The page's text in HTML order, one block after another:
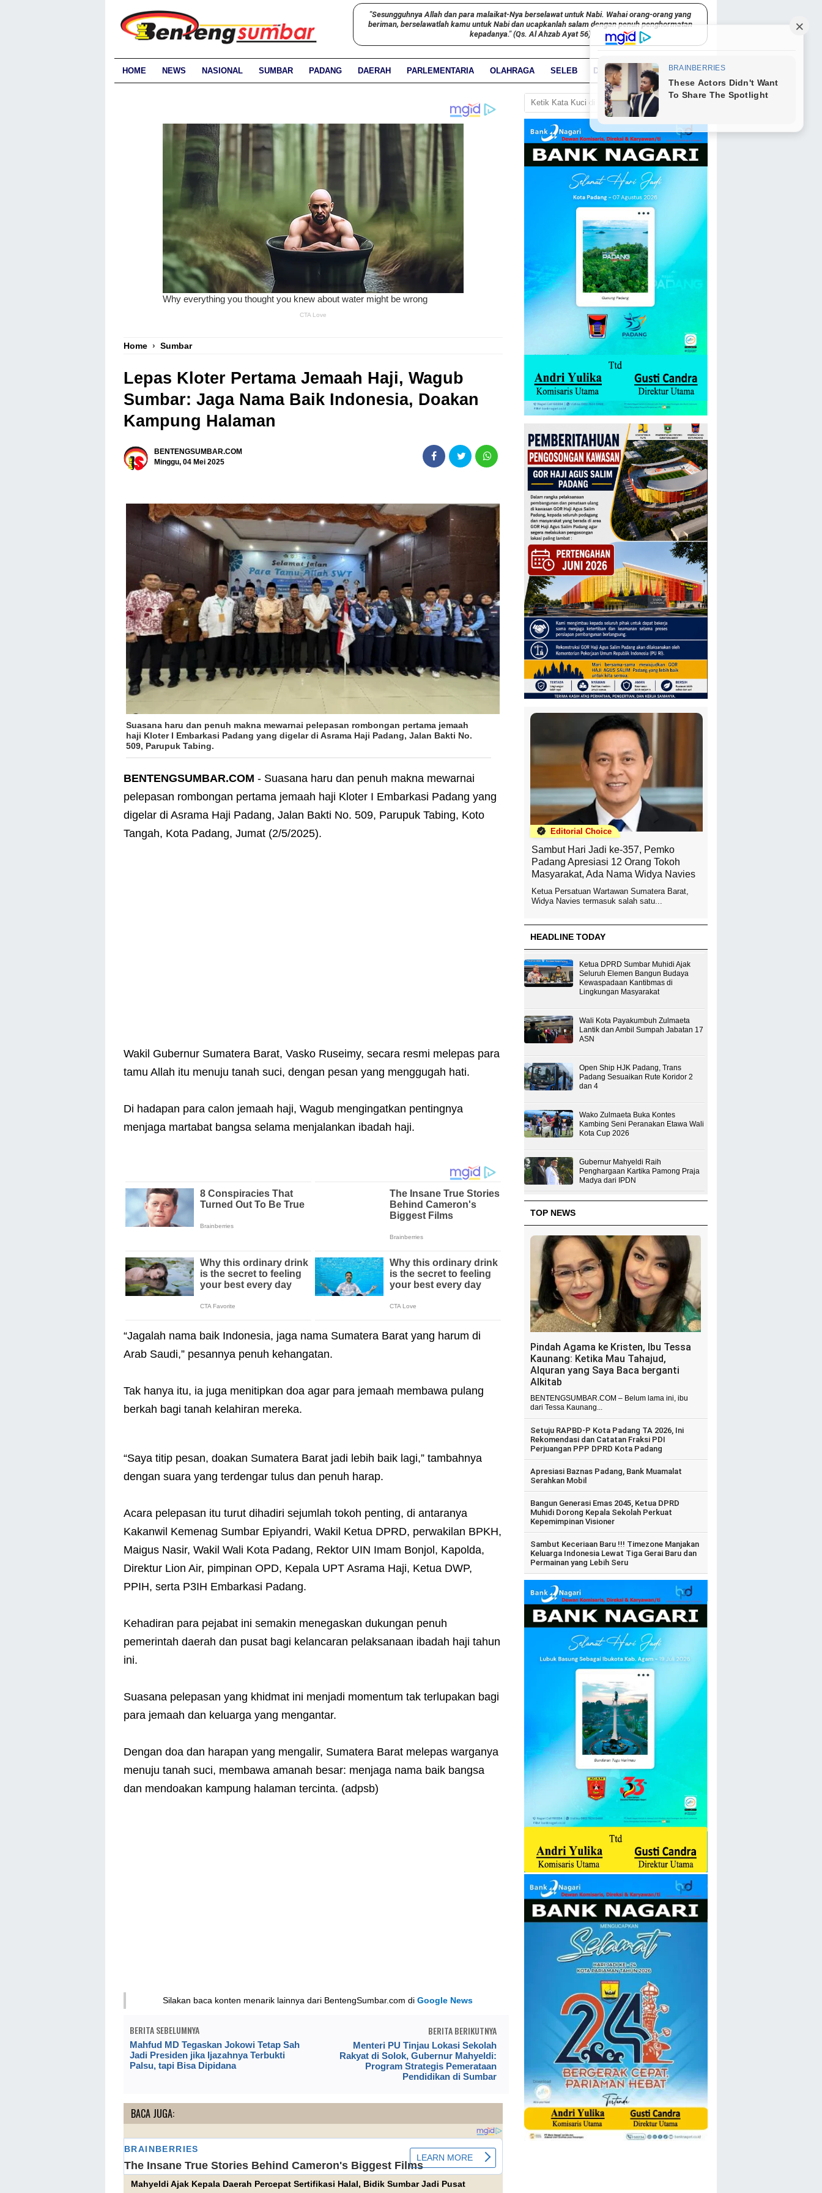
"Sesungguhnya Allah dan para malaikat-Nya berselawat untuk Nabi. Wahai orang-orang yang
beriman, berselawatlah kamu untuk Nabi dan ucapkanlah salam dengan penuh penghormatan
kepadanya." (Qs. Al Ahzab Ayat 56)
HOME NEWS NASIONAL SUMBAR PADANG DAERAH PARLEMENTARIA OLAHRAGA SELEB DUNIA PARIWARA
Home › Sumbar
Lepas Kloter Pertama Jemaah Haji, Wagub
Sumbar: Jaga Nama Baik Indonesia, Doakan
Kampung Halaman
BENTENGSUMBAR.COM
Minggu, 04 Mei 2025
Suasana haru dan penuh makna mewarnai pelepasan rombongan pertama jemaah
haji Kloter I Embarkasi Padang yang digelar di Asrama Haji Padang, Jalan Bakti No.
509, Parupuk Tabing.
BENTENGSUMBAR.COM - Suasana haru dan penuh makna mewarnai
pelepasan rombongan pertama jemaah haji Kloter I Embarkasi Padang yang
digelar di Asrama Haji Padang, Jalan Bakti No. 509, Parupuk Tabing, Koto
Tangah, Kota Padang, Jumat (2/5/2025).
Wakil Gubernur Sumatera Barat, Vasko Ruseimy, secara resmi melepas para
tamu Allah itu menuju tanah suci, dengan pesan yang menggugah hati.
Di hadapan para calon jemaah haji, Wagub mengingatkan pentingnya
menjaga martabat bangsa selama menjalankan ibadah haji.
“Jagalah nama baik Indonesia, jaga nama Sumatera Barat yang harum di
Arab Saudi,” pesannya penuh kehangatan.
Tak hanya itu, ia juga menitipkan doa agar para jemaah membawa pulang
berkah bagi tanah kelahiran mereka.
“Saya titip pesan, doakan Sumatera Barat jadi lebih baik lagi,” tambahnya
dengan suara yang terdengar tulus dan penuh harap.
Acara pelepasan itu turut dihadiri sejumlah tokoh penting, di antaranya
Kakanwil Kemenag Sumbar Epiyandri, Wakil Ketua DPRD, perwakilan BPKH,
Maigus Nasir, Wakil Wali Kota Padang, Rektor UIN Imam Bonjol, Kapolda,
Direktur Lion Air, pimpinan OPD, Kepala UPT Asrama Haji, Ketua DWP,
PPIH, serta P3IH Embarkasi Padang.
Kehadiran para pejabat ini semakin menegaskan dukungan penuh
pemerintah daerah dan pusat bagi kelancaran pelaksanaan ibadah haji tahun
ini.
Suasana pelepasan yang khidmat ini menjadi momentum tak terlupakan bagi
para jemaah dan keluarga yang mengantar.
Dengan doa dan harapan yang mengalir, Sumatera Barat melepas warganya
menuju tanah suci, membawa amanah besar: menjaga nama baik bangsa
dan mendoakan kampung halaman tercinta. (adpsb)
Silakan baca konten menarik lainnya dari BentengSumbar.com diGoogle News
BERITA SEBELUMNYA
Mahfud MD Tegaskan Jokowi Tetap Sah
Jadi Presiden jika Ijazahnya Terbukti
Palsu, tapi Bisa Dipidana
BERITA BERIKUTNYA
Menteri PU Tinjau Lokasi Sekolah
Rakyat di Solok, Gubernur Mahyeldi:
Program Strategis Pemerataan
Pendidikan di Sumbar
BACA JUGA:
Mahyeldi Ajak Kepala Daerah Percepat Sertifikasi Halal, Bidik Sumbar Jadi Pusat
Editorial Choice
Sambut Hari Jadi ke-357, Pemko
Padang Apresiasi 12 Orang Tokoh
Masyarakat, Ada Nama Widya Navies
Ketua Persatuan Wartawan Sumatera Barat,
Widya Navies termasuk salah satu...
HEADLINE TODAY
Ketua DPRD Sumbar Muhidi Ajak
Seluruh Elemen Bangun Budaya
Kewaspadaan Kantibmas di
Lingkungan Masyarakat
Wali Kota Payakumbuh Zulmaeta
Lantik dan Ambil Sumpah Jabatan 17
ASN
Open Ship HJK Padang, Trans
Padang Sesuaikan Rute Koridor 2
dan 4
Wako Zulmaeta Buka Kontes
Kambing Seni Peranakan Etawa Wali
Kota Cup 2026
Gubernur Mahyeldi Raih
Penghargaan Kartika Pamong Praja
Madya dari IPDN
TOP NEWS
Pindah Agama ke Kristen, Ibu Tessa
Kaunang: Ketika Mau Tahajud,
Alquran yang Saya Baca berganti
Alkitab
BENTENGSUMBAR.COM – Belum lama ini, ibu
dari Tessa Kaunang...
Setuju RAPBD-P Kota Padang TA 2026, Ini
Rekomendasi dan Catatan Fraksi PDI
Perjuangan PPP DPRD Kota Padang
Apresiasi Baznas Padang, Bank Muamalat
Serahkan Mobil
Bangun Generasi Emas 2045, Ketua DPRD
Muhidi Dorong Kepala Sekolah Perkuat
Kepemimpinan Visioner
Sambut Keceriaan Baru !!! Timezone Manjakan
Keluarga Indonesia Lewat Tiga Gerai Baru dan
Permainan yang Lebih Seru